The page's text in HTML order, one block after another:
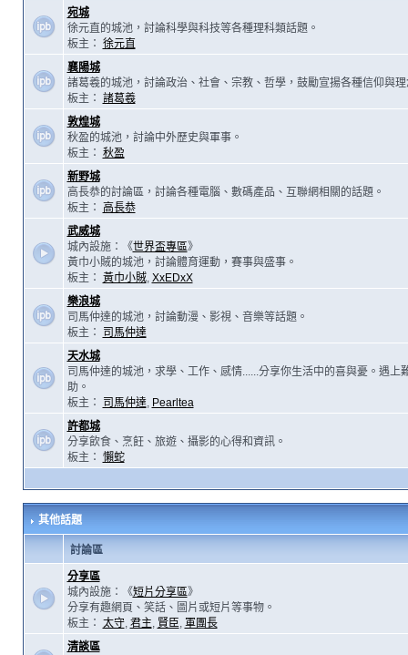
宛城
徐元直的城池，討論科學與科技等各種理科類話題。
板主： 徐元直
襄陽城
諸葛羲的城池，討論政治、社會、宗教、哲學，鼓勵宣揚各種信仰與理
板主： 諸葛羲
敦煌城
秋盈的城池，討論中外歷史與軍事。
板主： 秋盈
新野城
高長恭的討論區，討論各種電腦、數碼產品、互聯網相關的話題。
板主：
高長恭
武威城
城內設施：《世界盃專區》
黃巾小賊的城池，討論體育運動，賽事與盛事。
板主： 黃巾小賊, XxEDxX
樂浪城
司馬仲達的城池，討論動漫、影視、音樂等話題。
板主：
司馬仲達
天水城
司馬仲達的城池，求學、工作、感情......分享你生活中的喜與憂。遇上
助。
板主：
司馬仲達, Pearltea
許都城
分享飲食、烹飪、旅遊、攝影的心得和資訊。
板主： 懶蛇
其他話題
討論區
分享區
城內設施：《短片分享區》
分享有趣網頁、笑話、圖片或短片等事物。
板主： 太守, 君主, 賢臣, 軍團長
清談區